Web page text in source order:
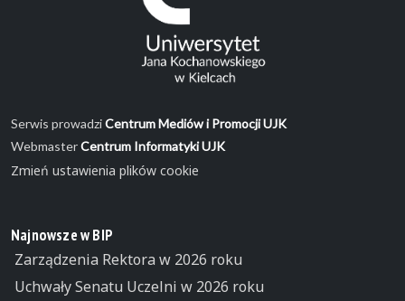
Serwis prowadziCentrum Mediów i Promocji UJK
WebmasterCentrum Informatyki UJK
Zmień ustawienia plików cookie
Najnowsze w BIP
Zarządzenia Rektora w 2026 roku
Uchwały Senatu Uczelni w 2026 roku